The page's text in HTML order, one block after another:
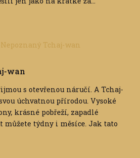
wan
s otevřenou náručí. A Tchaj-
úchvatnou přírodou. Vysoké
krásné pobřeží, zapadlé
můžete týdny i měsíce. Jak tato